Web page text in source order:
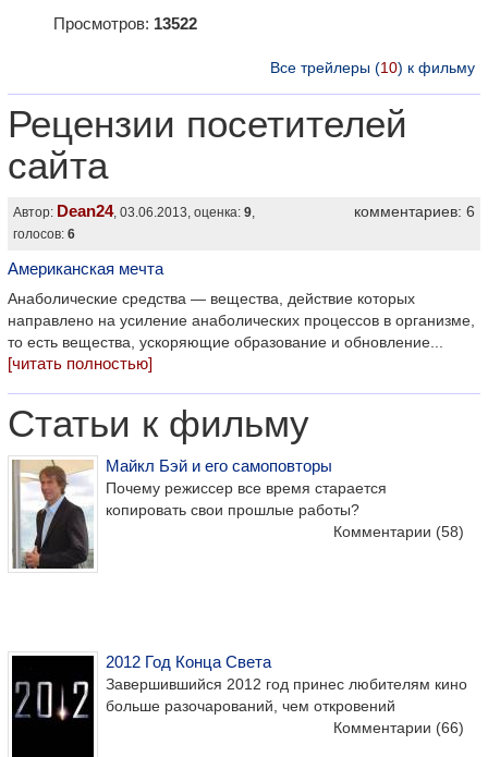
Просмотров: 13522
Все трейлеры (10) к фильму
Рецензии посетителей
сайта
Автор: Dean24, 03.06.2013, оценка: 9
голосов: 6
комментариев: 6
Американская мечта
Анаболические средства — вещества, действие которых
направлено на усиление анаболических процессов в организме,
то есть вещества, ускоряющие образование и обновление...
[читать полностью]
Статьи к фильму
Майкл Бэй и его самоповторы
Почему режиссер все время старается
копировать свои прошлые работы?
Комментарии (58)
2012 Год Конца Света
Завершившийся 2012 год принес любителям кино
больше разочарований, чем откровений
Комментарии (66)